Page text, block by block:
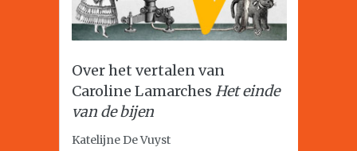
Over het vertalen van
Caroline Lamarches Het einde
van de bijen
Katelijne De Vuyst